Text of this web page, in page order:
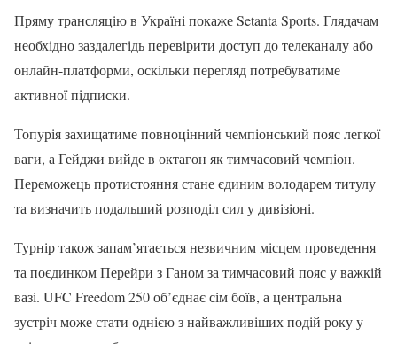
Пряму трансляцію в Україні покаже Setanta Sports. Глядачам
необхідно заздалегідь перевірити доступ до телеканалу або
онлайн-платформи, оскільки перегляд потребуватиме
активної підписки.
Топурія захищатиме повноцінний чемпіонський пояс легкої
ваги, а Гейджи вийде в октагон як тимчасовий чемпіон.
Переможець протистояння стане єдиним володарем титулу
та визначить подальший розподіл сил у дивізіоні.
Турнір також запам’ятається незвичним місцем проведення
та поєдинком Перейри з Ганом за тимчасовий пояс у важкій
вазі. UFC Freedom 250 об’єднає сім боїв, а центральна
зустріч може стати однією з найважливіших подій року у